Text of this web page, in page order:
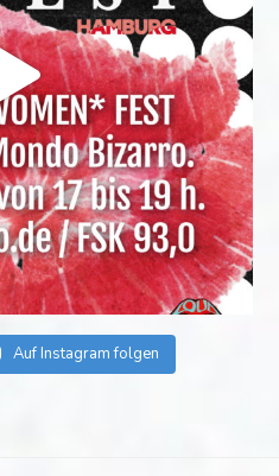
Auf Instagram folgen